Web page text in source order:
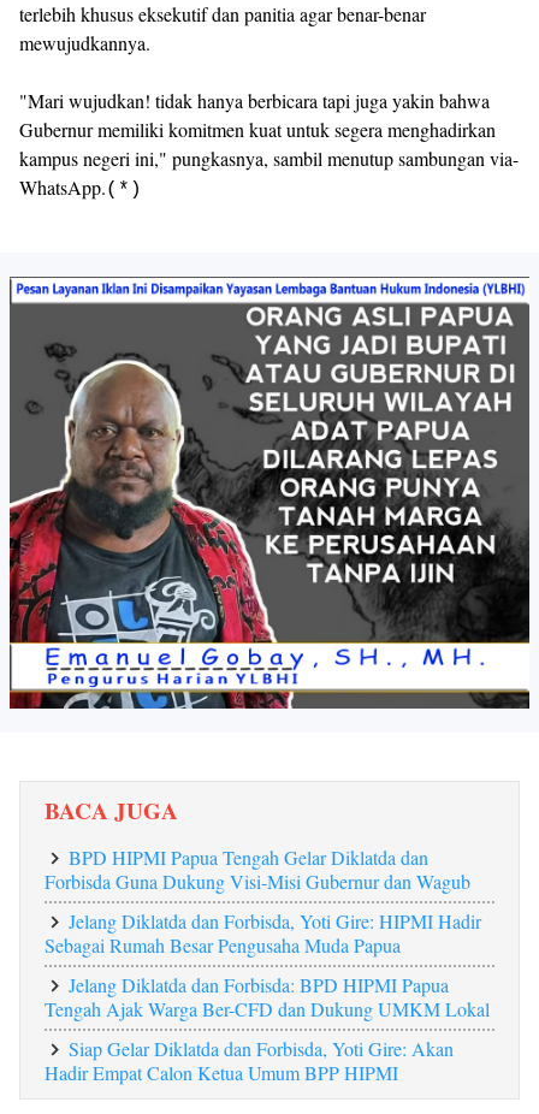
terlebih khusus eksekutif dan panitia agar benar-benar
mewujudkannya.
‎"Mari wujudkan! tidak hanya berbicara tapi juga yakin bahwa
Gubernur memiliki komitmen kuat untuk segera menghadirkan
kampus negeri ini," pungkasnya, sambil menutup sambungan via-
WhatsApp.(*)
BACA JUGA
BPD HIPMI Papua Tengah Gelar Diklatda dan
Forbisda Guna Dukung Visi-Misi Gubernur dan Wagub
Jelang Diklatda dan Forbisda, Yoti Gire: HIPMI Hadir
Sebagai Rumah Besar Pengusaha Muda Papua
Jelang Diklatda dan Forbisda: BPD HIPMI Papua
Tengah Ajak Warga Ber-CFD dan Dukung UMKM Lokal
Siap Gelar Diklatda dan Forbisda, Yoti Gire: Akan
Hadir Empat Calon Ketua Umum BPP HIPMI